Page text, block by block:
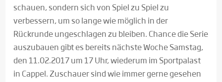
schauen, sondern sich von Spiel zu Spiel zu
verbessern, um so lange wie möglich in der
Rückrunde ungeschlagen zu bleiben. Chance die Serie
auszubauen gibt es bereits nächste Woche Samstag,
den 11.02.2017 um 17 Uhr, wiederum im Sportpalast
in Cappel. Zuschauer sind wie immer gerne gesehen